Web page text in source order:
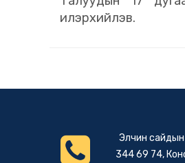
илэрхийлэв.
Элчин
344 69 74,